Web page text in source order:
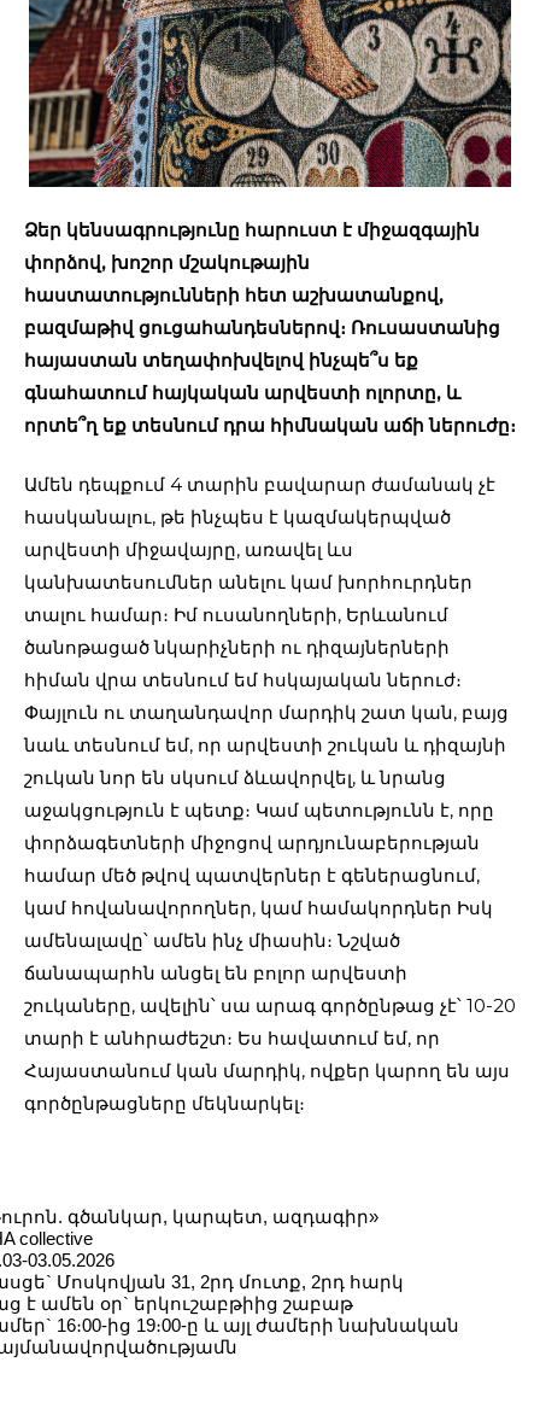
գծանկար, կարպետ, ազդագիր»
collective
03.05.2026
Մոսկովյան 31, 2րդ մուտք, 2րդ հարկ
է ամեն օր` երկուշաբթիից շաբաթ
16։00-ից 19։00-ը և այլ ժամերի նախնական
Ձեր կենսագրությունը հարուստ է միջազգային
փորձով, խոշոր մշակութային
հաստատությունների հետ աշխատանքով,
բազմաթիվ ցուցահանդեսներով։ Ռուսաստանից
հայաստան տեղափոխվելով ինչպե՞ս եք
գնահատում հայկական արվեստի ոլորտը, և
որտե՞ղ եք տեսնում դրա հիմնական աճի ներուժը։
Ամեն դեպքում 4 տարին բավարար ժամանակ չէ
հասկանալու, թե ինչպես է կազմակերպված
արվեստի միջավայրը, առավել ևս
կանխատեսումներ անելու կամ խորհուրդներ
տալու համար։ Իմ ուսանողների, Երևանում
ծանոթացած նկարիչների ու դիզայներների
հիման վրա տեսնում եմ հսկայական ներուժ։
Փայլուն ու տաղանդավոր մարդիկ շատ կան, բայց
նաև տեսնում եմ, որ արվեստի շուկան և դիզայնի
շուկան նոր են սկսում ձևավորվել, և նրանց
աջակցություն է պետք։ Կամ պետությունն է, որը
փորձագետների միջոցով արդյունաբերության
համար մեծ թվով պատվերներ է գեներացնում,
կամ հովանավորողներ, կամ համակորդներ Իսկ
ամենալավը՝ ամեն ինչ միասին։ Նշված
ճանապարհն անցել են բոլոր արվեստի
շուկաները, ավելին՝ սա արագ գործընթաց չէ՝ 10-20
տարի է անհրաժեշտ։ Ես հավատում եմ, որ
Հայաստանում կան մարդիկ, ովքեր կարող են այս
գործընթացները մեկնարկել։